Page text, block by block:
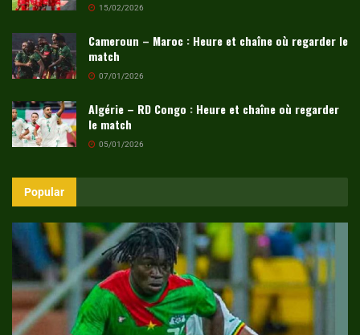
15/02/2026
Cameroun – Maroc : Heure et chaîne où regarder le
match
07/01/2026
Algérie – RD Congo : Heure et chaîne où regarder
le match
05/01/2026
Popular